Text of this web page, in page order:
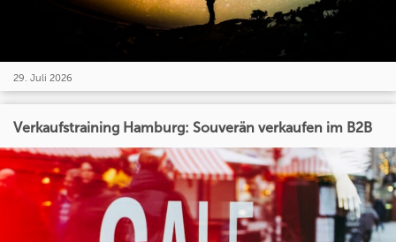
29. Juli 2026
Verkaufstraining Hamburg: Souverän verkaufen im B2B